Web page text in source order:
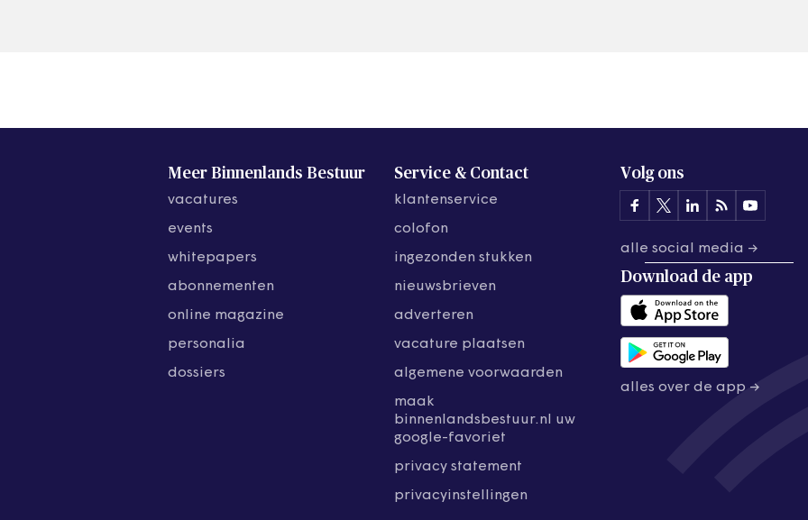
Meer Binnenlands Bestuur
vacatures
events
whitepapers
abonnementen
online magazine
personalia
dossiers
Service & Contact
klantenservice
colofon
ingezonden stukken
nieuwsbrieven
adverteren
vacature plaatsen
algemene voorwaarden
maak
binnenlandsbestuur.nl uw
google-favoriet
privacy statement
privacyinstellingen
Volg ons
alle social media →
Download de app
alles over de app →